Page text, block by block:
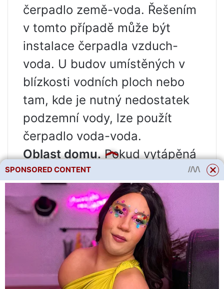
čerpadlo země-voda. Řešením
v tomto případě může být
instalace čerpadla vzduch-
voda. U budov umístěných v
blízkosti vodních ploch nebo
tam, kde je nutný nedostatek
podzemní vody, lze použít
čerpadlo voda-voda.
Oblast domu.Pokud vytápěná
plocha přesahuje 250 m 2 a
existuje možnost vrtání studní,
pak bude čerpadlo půda-voda
optimální. Pro domy menší než
200 m2 je ideální čerpadlo
vzduch-voda. Pro malé byty,
kanceláře nebo komerční
SPONSORED CONTENT